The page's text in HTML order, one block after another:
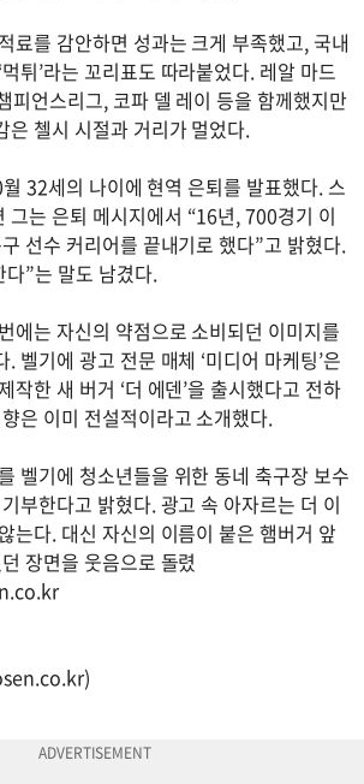
료를 감안하면 성과는 크게 부족했고, 국내
튀’라는 꼬리표도 따라붙었다. 레알 마드
피언스리그, 코파 델 레이 등을 함께했지만
은 첼시 시절과 거리가 멀었다.
32세의 나이에 현역 은퇴를 발표했다. 스
그는 은퇴 메시지에서 “16년, 700경기 이
선수 커리어를 끝내기로 했다”고 밝혔다.
”는 말도 남겼다.
에는 자신의 약점으로 소비되던 이미지를
벨기에 광고 전문 매체 ‘미디어 마케팅’은
작한 새 버거 ‘더 에덴’을 출시했다고 전하
은 이미 전설적이라고 소개했다.
벨기에 청소년들을 위한 동네 축구장 보수
부한다고 밝혔다. 광고 속 아자르는 더 이
는다. 대신 자신의 이름이 붙은 햄버거 앞
장면을 웃음으로 돌렸
)